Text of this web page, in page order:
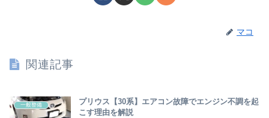
マコ
関連記事
一般整備
プリウス【30系】エアコン故障でエンジン不調を起
こす理由を解説